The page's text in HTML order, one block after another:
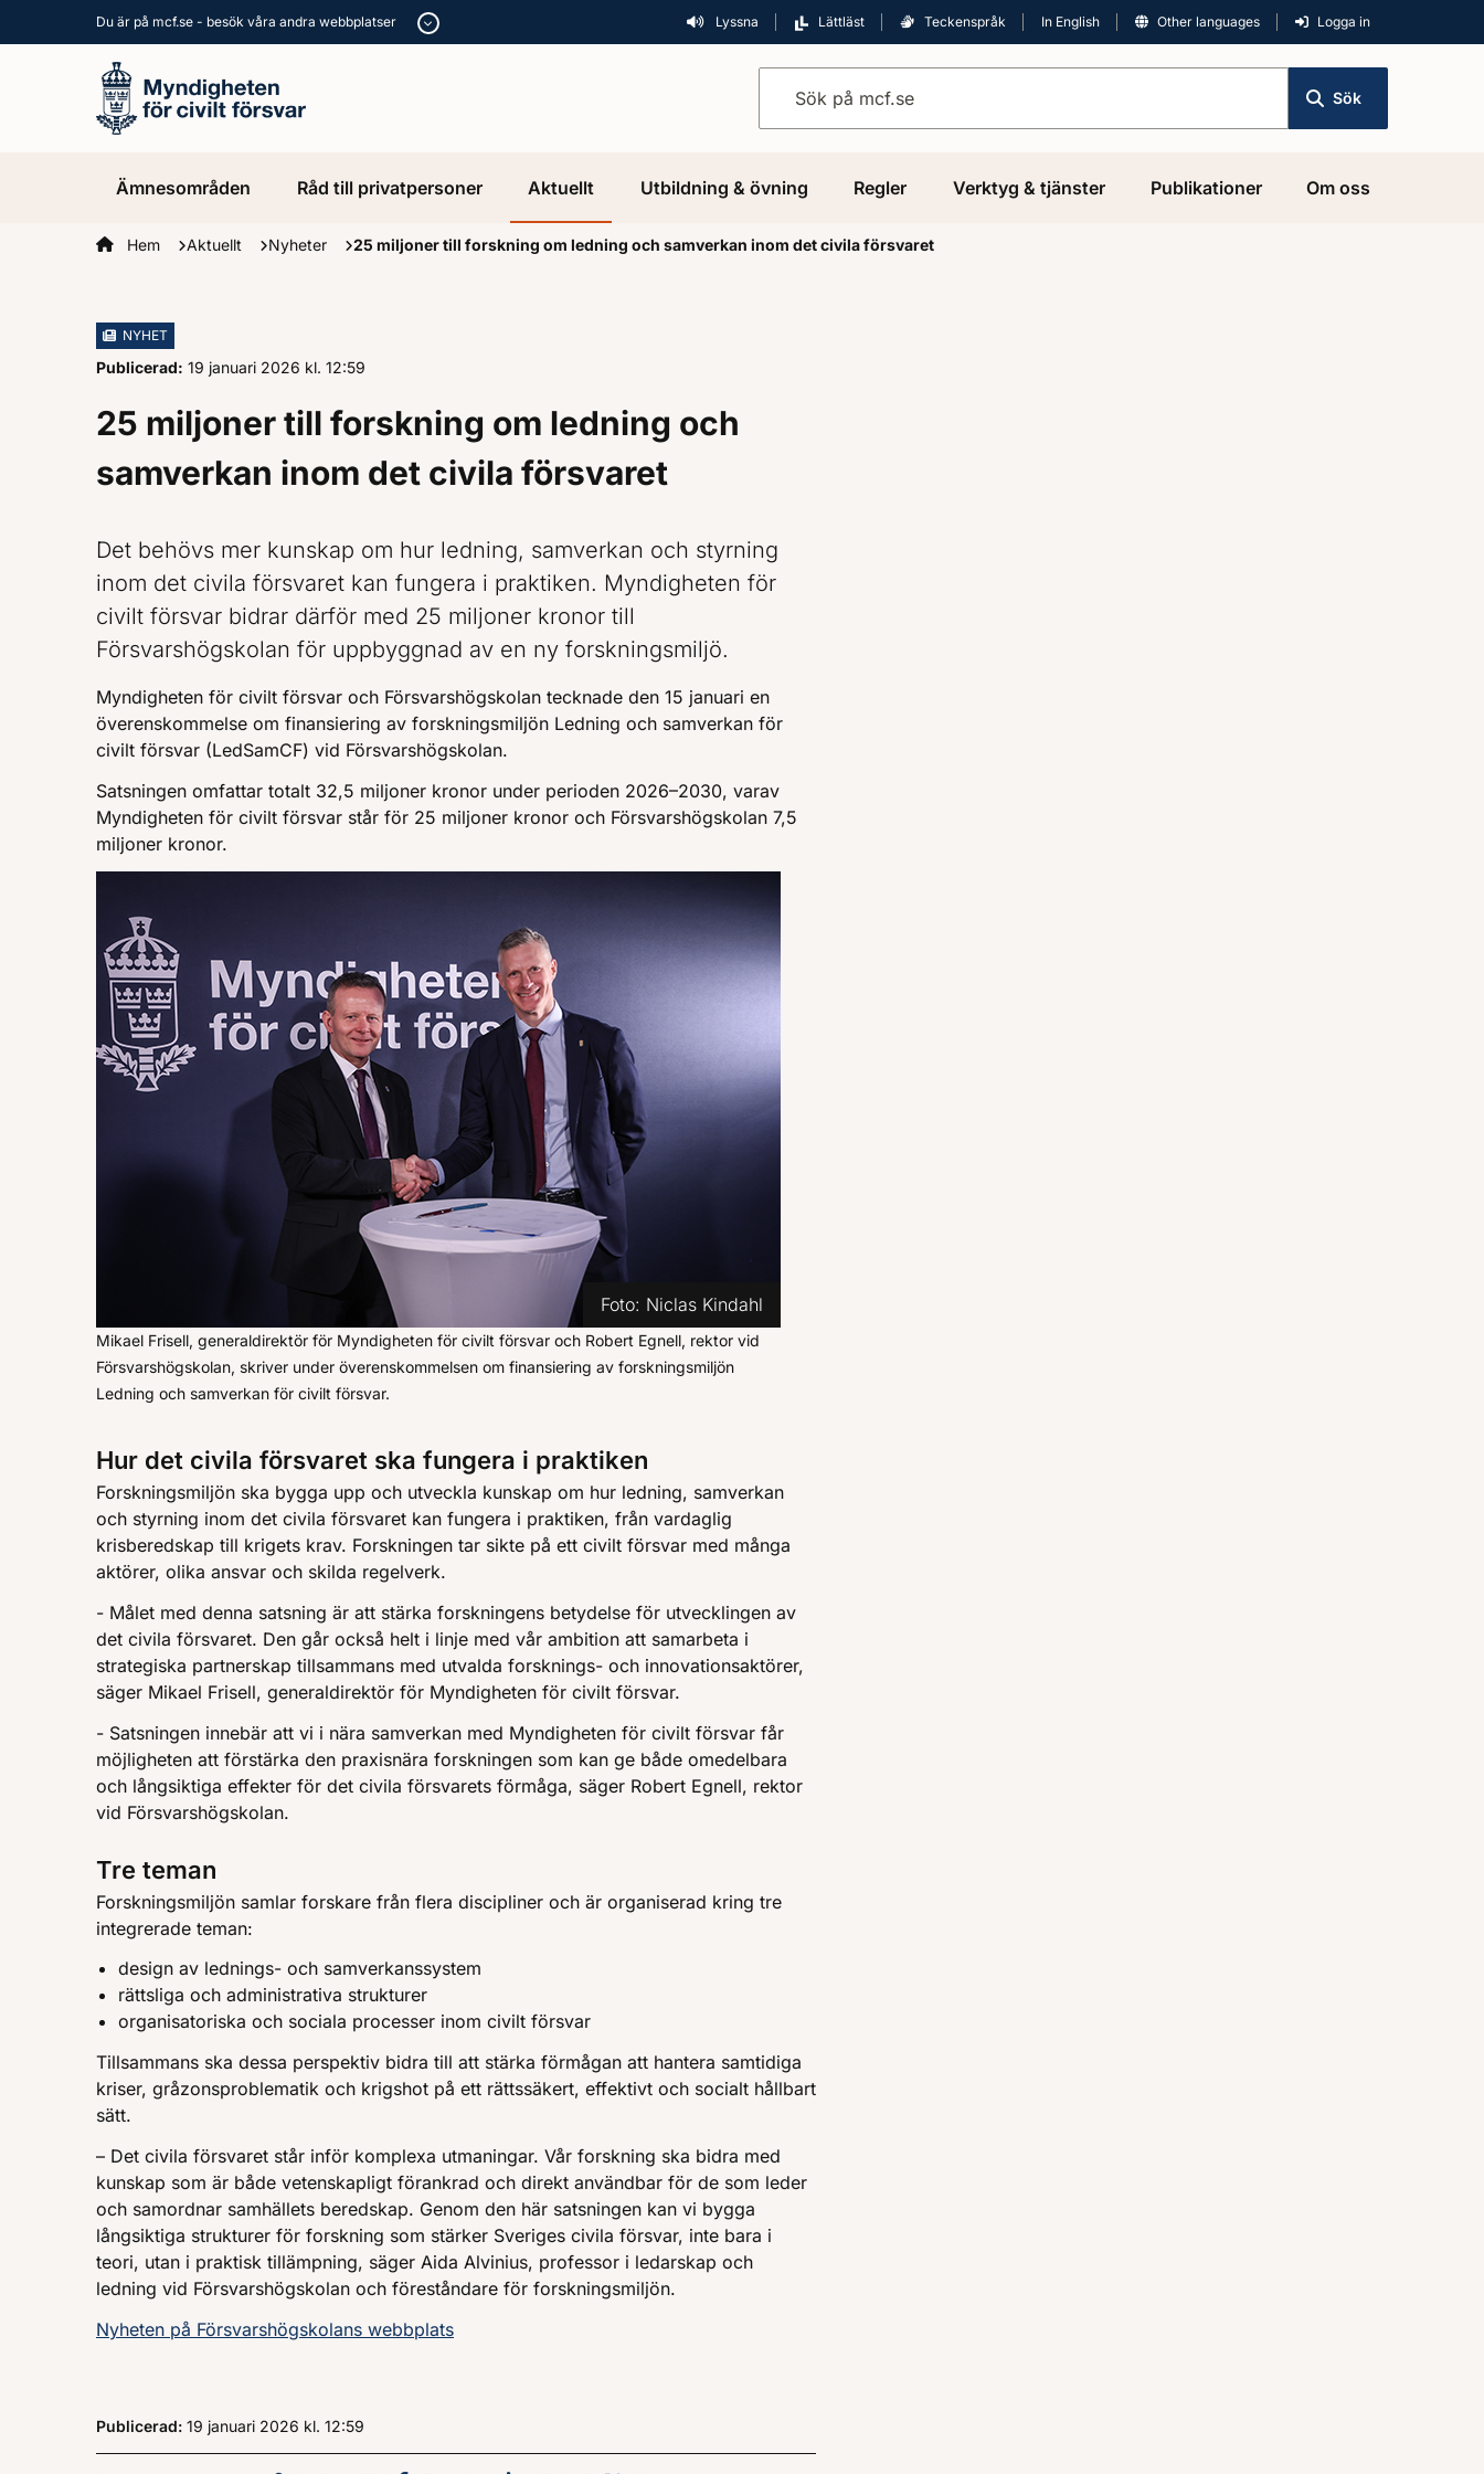
Du är på mcf.se - besök våra andra webbplatser Lyssna Lättläst Teckenspråk In English Other languages Logga in
Sök
Ämnesområden Råd till privatpersoner Aktuellt Utbildning & övning Regler Verktyg & tjänster Publikationer Om oss
Startsidan
Hem Aktuellt Nyheter 25 miljoner till forskning om ledning och samverkan inom det civila försvaret
NYHET
Publicerad: 19 januari 2026 kl. , Klockan
12:59
25 miljoner till forskning om ledning och
samverkan inom det civila försvaret
Det behövs mer kunskap om hur ledning, samverkan och styrning
inom det civila försvaret kan fungera i praktiken. Myndigheten för
civilt försvar bidrar därför med 25 miljoner kronor till
Försvarshögskolan för uppbyggnad av en ny forskningsmiljö.
Myndigheten för civilt försvar och Försvarshögskolan tecknade den 15 januari en
överenskommelse om finansiering av forskningsmiljön Ledning och samverkan för
civilt försvar (LedSamCF) vid Försvarshögskolan.
Satsningen omfattar totalt 32,5 miljoner kronor under perioden 2026–2030, varav
Myndigheten för civilt försvar står för 25 miljoner kronor och Försvarshögskolan 7,5
miljoner kronor.
Foto: Niclas Kindahl
Mikael Frisell, generaldirektör för Myndigheten för civilt försvar och Robert Egnell, rektor vid
Försvarshögskolan, skriver under överenskommelsen om finansiering av forskningsmiljön
Ledning och samverkan för civilt försvar.
Hur det civila försvaret ska fungera i praktiken
Forskningsmiljön ska bygga upp och utveckla kunskap om hur ledning, samverkan
och styrning inom det civila försvaret kan fungera i praktiken, från vardaglig
krisberedskap till krigets krav. Forskningen tar sikte på ett civilt försvar med många
aktörer, olika ansvar och skilda regelverk.
- Målet med denna satsning är att stärka forskningens betydelse för utvecklingen av
det civila försvaret. Den går också helt i linje med vår ambition att samarbeta i
strategiska partnerskap tillsammans med utvalda forsknings- och innovationsaktörer,
säger Mikael Frisell, generaldirektör för Myndigheten för civilt försvar.
- Satsningen innebär att vi i nära samverkan med Myndigheten för civilt försvar får
möjligheten att förstärka den praxisnära forskningen som kan ge både omedelbara
och långsiktiga effekter för det civila försvarets förmåga, säger Robert Egnell, rektor
vid Försvarshögskolan.
Tre teman
Forskningsmiljön samlar forskare från flera discipliner och är organiserad kring tre
integrerade teman:
design av lednings- och samverkanssystem
rättsliga och administrativa strukturer
organisatoriska och sociala processer inom civilt försvar
Tillsammans ska dessa perspektiv bidra till att stärka förmågan att hantera samtidiga
kriser, gråzonsproblematik och krigshot på ett rättssäkert, effektivt och socialt hållbart
sätt.
– Det civila försvaret står inför komplexa utmaningar. Vår forskning ska bidra med
kunskap som är både vetenskapligt förankrad och direkt användbar för de som leder
och samordnar samhällets beredskap. Genom den här satsningen kan vi bygga
långsiktiga strukturer för forskning som stärker Sveriges civila försvar, inte bara i
teori, utan i praktisk tillämpning, säger Aida Alvinius, professor i ledarskap och
ledning vid Försvarshögskolan och föreståndare för forskningsmiljön.
Nyheten på Försvarshögskolans webbplats
Publicerad: 19 januari 2026 kl. , Klockan
12:59